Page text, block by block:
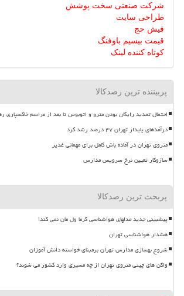
شرکت صنعتی سخت پوشش
طراحی سایت
فیش حج
قیمت بیسیم باوفنگ
کوتاه کننده لینک
پربیننده ترین رصدکالا
احتمال تمدید رایگان بودن مترو و اتوبوس تا بعد از مراسم خاکسپاری
درآمدهای پایدار تهران ۴۷ درصد رشد کرد
متروی تهران در آماده باش کامل برای مهمانی غدیر
سازوکار تعیین نرخ سرویس مدارس
پربحث ترین رصدکالا
پیشبینی جدید مدلهای هواشناسی گرما ول مان نمی کند!
هشدار هواشناسی تهران
شروع بهسازی مدارس تهران برمبنای خواسته دانش آموزان
واگن های چینی متروی تهران از چه مسیری وارد کشور می شوند؟